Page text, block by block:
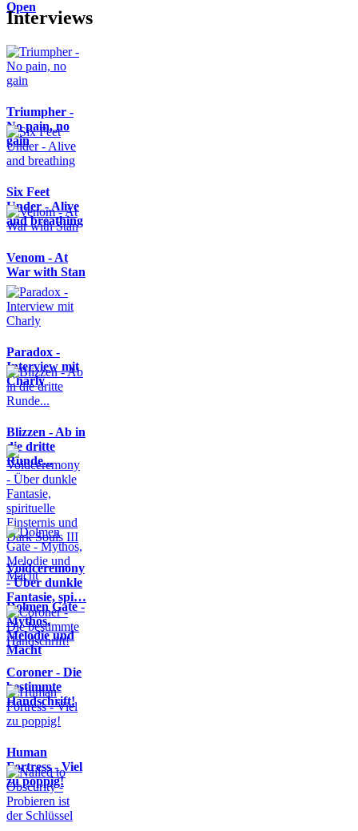
Open
Interviews
Triumpher -
No pain, no
gain
Six Feet
Under - Alive
and breathing
Venom - At
War with Stan
Paradox -
Interview mit
Charly
Blizzen - Ab in
die dritte
Runde...
Voidceremony
- Über dunkle
Fantasie, spi…
Dolmen Gate -
Mythos,
Melodie und
Macht
Coroner - Die
bestimmte
Handschrift!
Human
Fortress - Viel
zu poppig!